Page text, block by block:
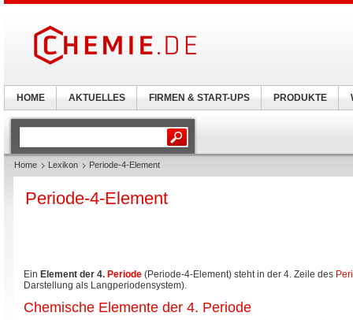
Home Lexikon Periode-4-Element
Periode-4-Element
Ein Element der 4. Periode (Periode-4-Element) steht in der 4. Zeile des
Darstellung als Langperiodensystem).
Chemische Elemente der 4. Periode
HOME AKTUELLES FIRMEN & START-UPS PRODUKTE